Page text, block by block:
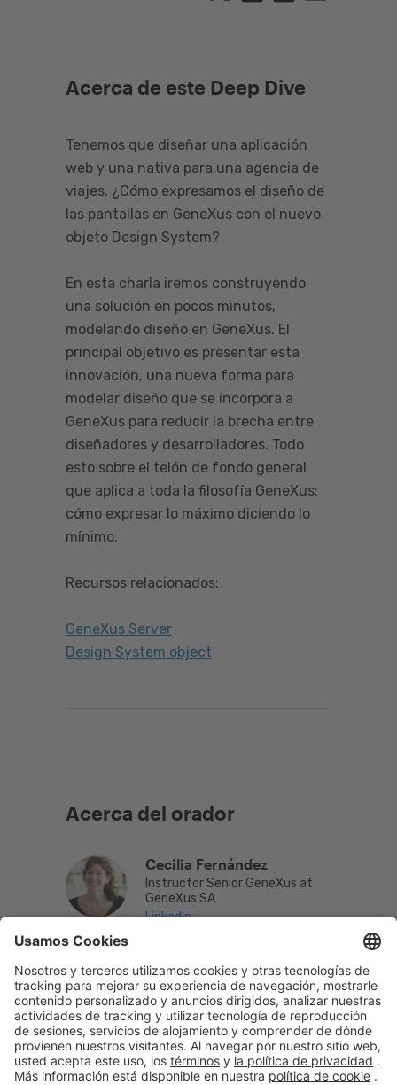
Acerca de este Deep Dive
Tenemos que diseñar una aplicación
web y una nativa para una agencia de
viajes. ¿Cómo expresamos el diseño de
las pantallas en GeneXus con el nuevo
objeto Design System?
En esta charla iremos construyendo
una solución en pocos minutos,
modelando diseño en GeneXus. El
principal objetivo es presentar esta
innovación, una nueva forma para
modelar diseño que se incorpora a
GeneXus para reducir la brecha entre
diseñadores y desarrolladores. Todo
esto sobre el telón de fondo general
que aplica a toda la filosofía GeneXus:
cómo expresar lo máximo diciendo lo
mínimo.
Recursos relacionados:
GeneXus Server
Design System object
Acerca del orador
Cecilia Fernández
Instructor Senior GeneXus at
GeneXus SA
LinkedIn